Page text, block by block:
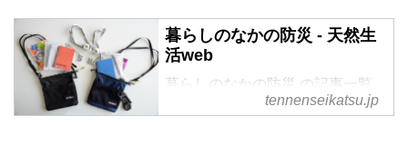
暮らしのなかの防災 - 天然生
活web
暮らしのなかの防災 の記事一覧
tennenseikatsu.jp